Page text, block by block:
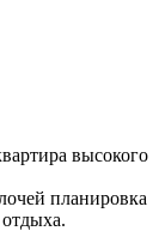
высокого
планировка